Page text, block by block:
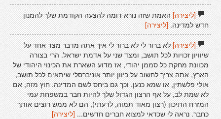
[ליצירה]האמת שזה נורא דומה להצעה הקודמת שלך להמנון
חדש למדינה. [ליצירה]
[ליצירה]לא ברור לי לא ברור לי איך אתה מדבר מצד אחד על
שיוויון זכויות לכל תושב, ומצד שני על אדמת ישראל. הרי בצורה
מכוונת מחקת כל סממן יהודי, אז מדוע השארת את הכינוי היהודי של
הארץ, אתה צריך לחשוב על כיוון יותר אוניברסלי שיתאים לכל תושב,
אולי פלשתין, או שמא כנען. וכך גם ביחס לשם המדינה. חוץ מזה, אם
לא שמת לב, על אף הרצון הגדול שלך להיות חבר במשפחת עמי
המזרח התיכון (רצון מאוד תמוה, לדעתי), הם לא ממש רוצים אותך
כחבר. נראה לי שכדאי למצוא חברים חדשים...[ליצירה]